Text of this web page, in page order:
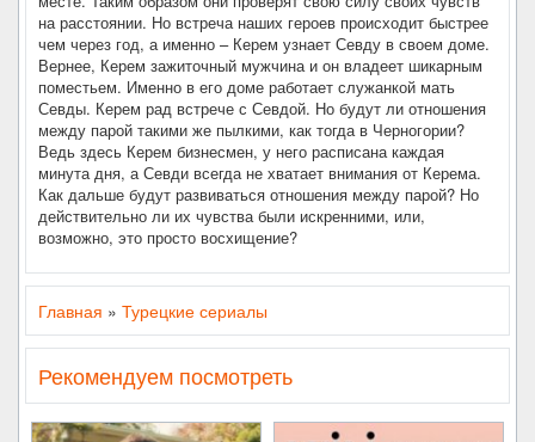
на расстоянии. Но встреча наших героев происходит быстрее
чем через год, а именно – Керем узнает Севду в своем доме.
Вернее, Керем зажиточный мужчина и он владеет шикарным
поместьем. Именно в его доме работает служанкой мать
Севды. Керем рад встрече с Севдой. Но будут ли отношения
между парой такими же пылкими, как тогда в Черногории?
Ведь здесь Керем бизнесмен, у него расписана каждая
минута дня, а Севди всегда не хватает внимания от Керема.
Как дальше будут развиваться отношения между парой? Но
действительно ли их чувства были искренними, или,
возможно, это просто восхищение?
Главная » Турецкие сериалы
Рекомендуем посмотреть